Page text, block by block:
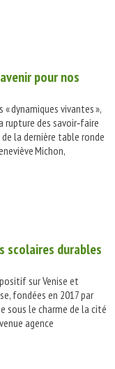
pour nos
dynamiques vivantes »,
des savoir‑faire
la dernière table ronde
Michon,
scolaires durables
sur Venise et
fondées en 2017 par
sous le charme de la cité
agence